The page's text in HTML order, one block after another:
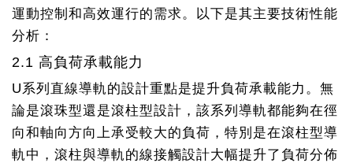
運動控制和高效運行的需求。以下是其主要技術性能
分析：
2.1 高負荷承載能力
U系列直線導軌的設計重點是提升負荷承載能力。無
論是滾珠型還是滾柱型設計，該系列導軌都能夠在徑
向和軸向方向上承受較大的負荷，特別是在滾柱型導
軌中，滾柱與導軌的線接觸設計大幅提升了負荷分佈